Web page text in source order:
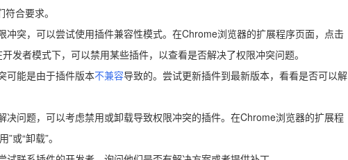
合要求。
突，可以尝试使用插件兼容性模式。在Chrome浏览器的扩展程序页面，点击
开发者模式下，可以禁用某些插件，以查看是否解决了权限冲突问题。
可能是由于插件版本不兼容导致的。尝试更新插件到最新版本，看看是否可以解
问题，可以考虑禁用或卸载导致权限冲突的插件。在Chrome浏览器的扩展程
或“卸载”。